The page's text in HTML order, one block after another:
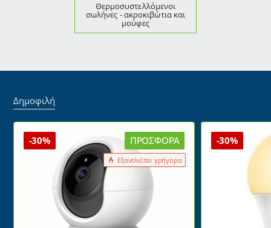
Θερμοσυστελλόμενοι
σωλήνες - ακροκιβώτια και
μούφες
Δημοφιλή
ΠΡΟΣΦΟΡΆ
Εξαντλείται γρήγορα
-30% -30%